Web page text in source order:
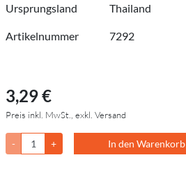
Ursprungsland Thailand
Artikelnummer 7292
3,29 €
Preis inkl. MwSt., exkl. Versand
- + In den Warenkorb